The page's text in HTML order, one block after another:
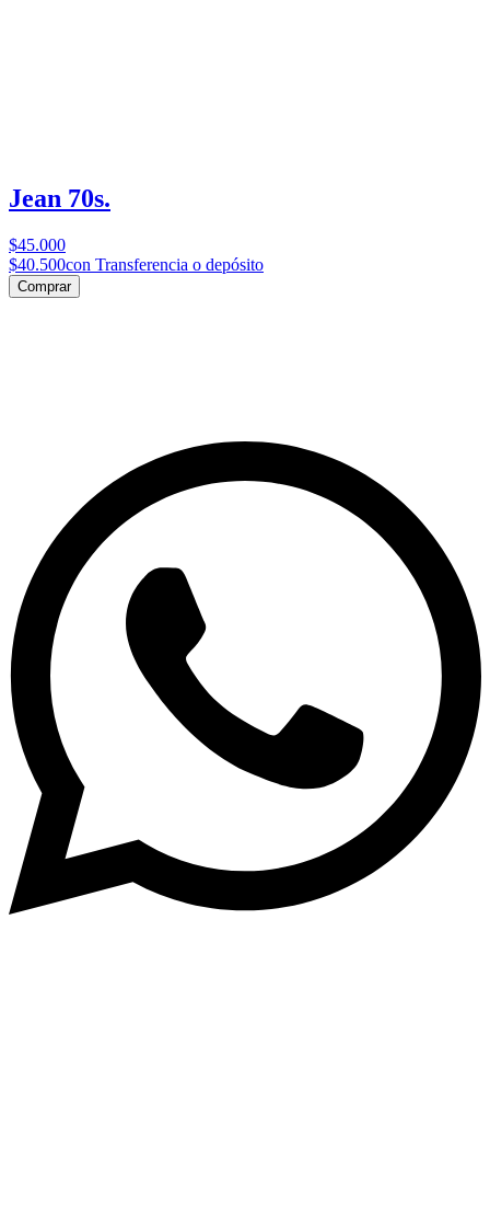
Jean 70s.
$45.000
$40.500con Transferencia o depósito
Comprar